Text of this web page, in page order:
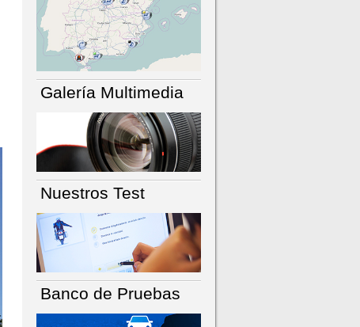
Galería Multimedia
Nuestros Test
Banco de Pruebas